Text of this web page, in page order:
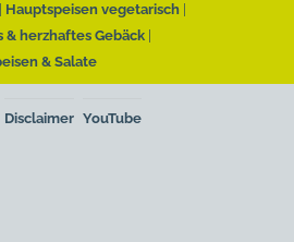
Hauptspeisen vegetarisch
& herzhaftes Gebäck
& Salate
Disclaimer YouTube